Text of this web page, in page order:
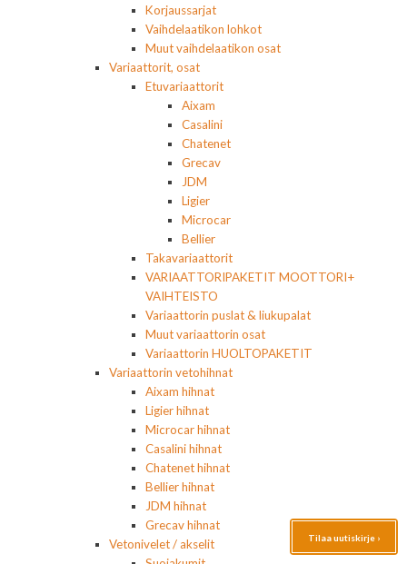
Korjaussarjat
Vaihdelaatikon lohkot
Muut vaihdelaatikon osat
Variaattorit, osat
Etuvariaattorit
Aixam
Casalini
Chatenet
Grecav
JDM
Ligier
Microcar
Bellier
Takavariaattorit
VARIAATTORIPAKETIT MOOTTORI+
VAIHTEISTO
Variaattorin puslat & liukupalat
Muut variaattorin osat
Variaattorin HUOLTOPAKETIT
Variaattorin vetohihnat
Aixam hihnat
Ligier hihnat
Microcar hihnat
Casalini hihnat
Chatenet hihnat
Bellier hihnat
JDM hihnat
Grecav hihnat
Vetonivelet / akselit
Tilaa uutiskirje ›